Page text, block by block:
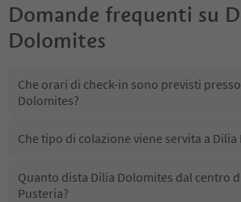
Domande frequenti su
Dolomites
Che orari di check-in sono previsti
Dolomites?
Che tipo di colazione viene servita a Dilia
Quanto dista Dilia Dolomites dal centro
Pusteria?